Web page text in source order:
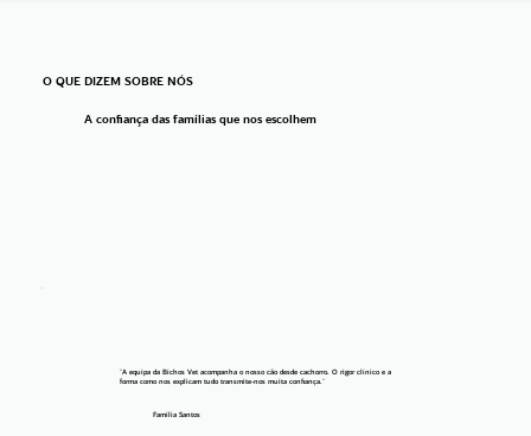
O QUE DIZEM SOBRE NÓS
A confiança das famílias que nos escolhem
"A equipa da Bichos Vet acompanha o nosso cão desde cachorro. O rigor clínico e a
forma como nos explicam tudo transmite-nos muita confiança."
Família Santos